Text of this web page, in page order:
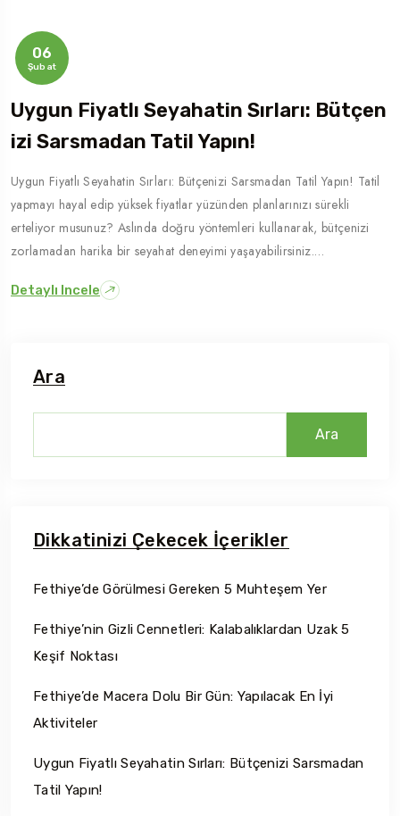
06
Şubat
Uygun Fiyatlı Seyahatin Sırları: Bütçen
Izi Sarsmadan Tatil Yapın!
Uygun Fiyatlı Seyahatin Sırları: Bütçenizi Sarsmadan Tatil Yapın! Tatil
yapmayı hayal edip yüksek fiyatlar yüzünden planlarınızı sürekli
erteliyor musunuz? Aslında doğru yöntemleri kullanarak, bütçenizi
zorlamadan harika bir seyahat deneyimi yaşayabilirsiniz.…
Detaylı Incele
Ara
Ara
Dikkatinizi Çekecek İçerikler
Fethiye’de Görülmesi Gereken 5 Muhteşem Yer
Fethiye’nin Gizli Cennetleri: Kalabalıklardan Uzak 5
Keşif Noktası
Fethiye’de Macera Dolu Bir Gün: Yapılacak En İyi
Aktiviteler
Uygun Fiyatlı Seyahatin Sırları: Bütçenizi Sarsmadan
Tatil Yapın!